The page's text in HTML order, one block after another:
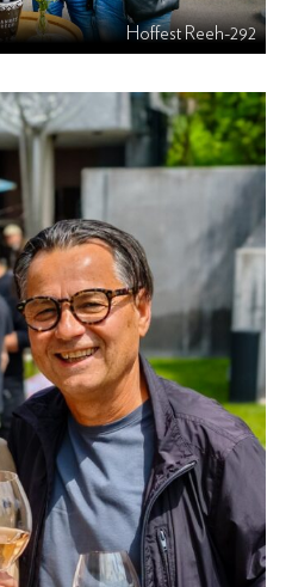
Hoffest Reeh-292